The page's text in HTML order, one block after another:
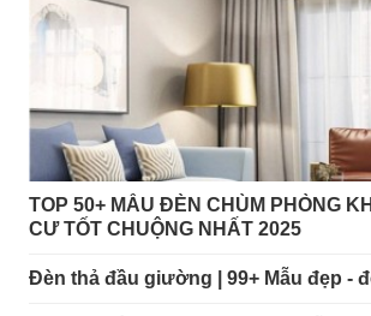
TOP 50+ MẪU ĐÈN CHÙM PHÒNG
CƯ TỐT CHUỘNG NHẤT 2025
Đèn thả đầu giường | 99+ Mẫu đẹp -